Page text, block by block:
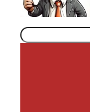
Zoeken